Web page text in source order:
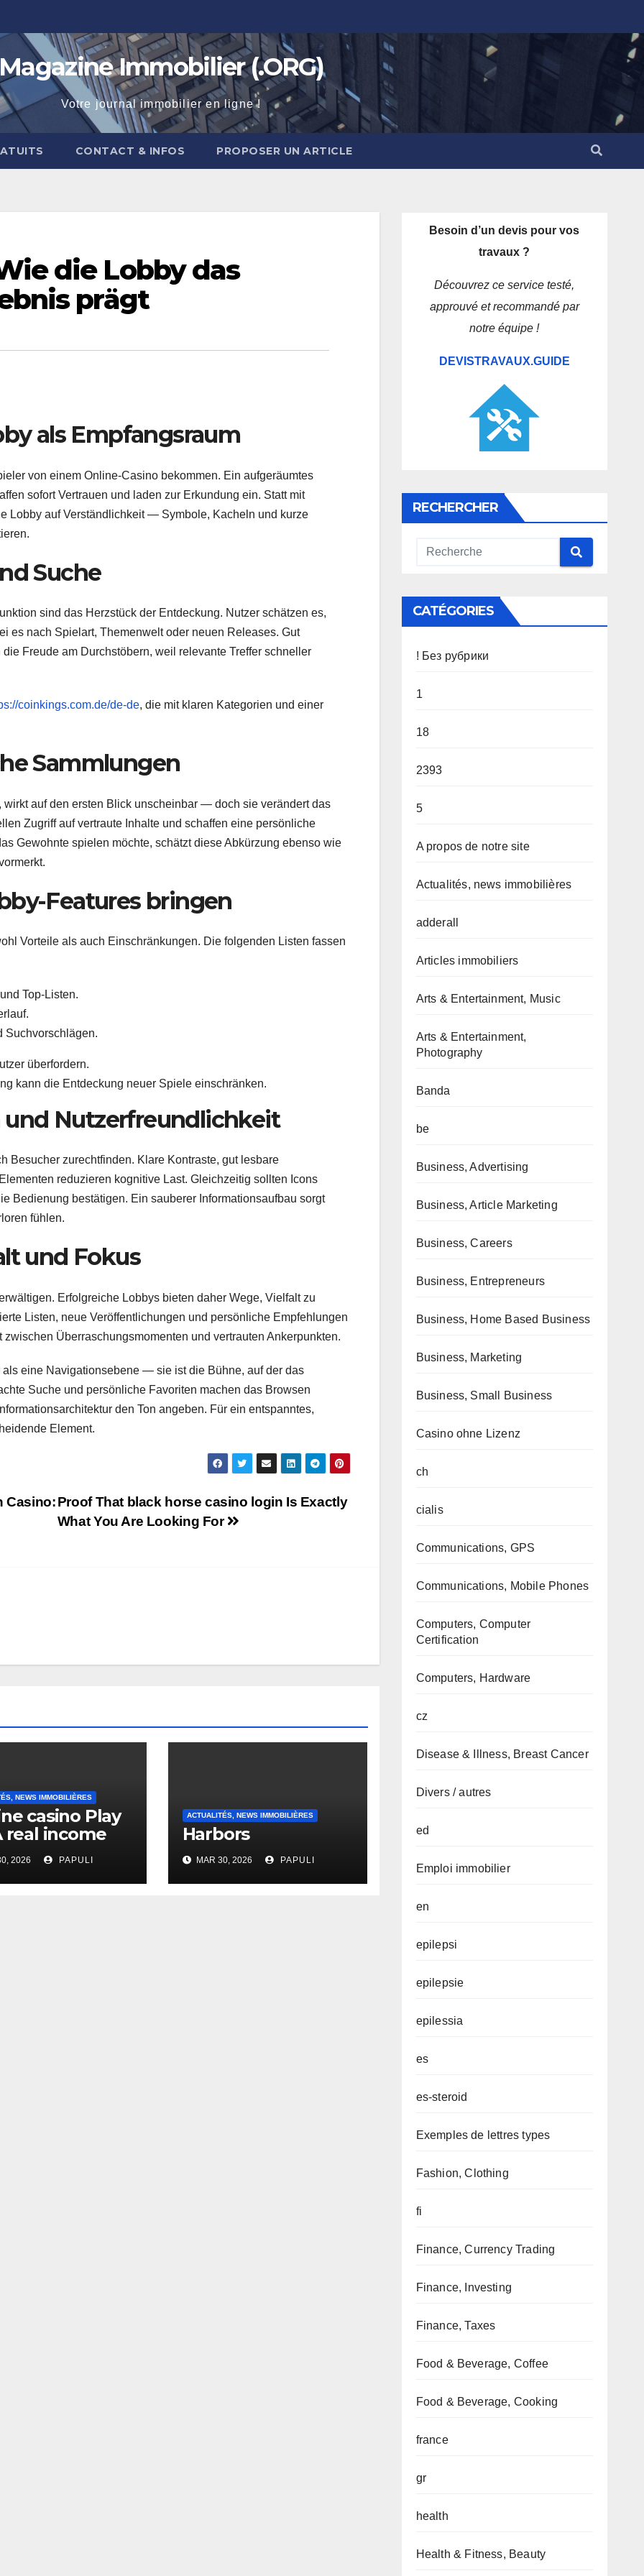
Magazine Immobilier (.ORG)
Votre journal immobilier en ligne !
CONTACT & INFOS PROPOSER UN ARTICLE
die Lobby das
prägt
als Empfangsraum
von einem Online-Casino bekommen. Ein aufgeräumtes
sofort Vertrauen und laden zur Erkundung ein. Statt mit
Lobby auf Verständlichkeit — Symbole, Kacheln und kurze
Suche
sind das Herzstück der Entdeckung. Nutzer schätzen es,
es nach Spielart, Themenwelt oder neuen Releases. Gut
Freude am Durchstöbern, weil relevante Treffer schneller
coinkings.com.de/de-de, die mit klaren Kategorien und einer
Sammlungen
auf den ersten Blick unscheinbar — doch sie verändert das
Zugriff auf vertraute Inhalte und schaffen eine persönliche
Gewohnte spielen möchte, schätzt diese Abkürzung ebenso wie
Features bringen
Vorteile als auch Einschränkungen. Die folgenden Listen fassen
Top-Listen.
Suchvorschlägen.
überfordern.
kann die Entdeckung neuer Spiele einschränken.
Nutzerfreundlichkeit
Besucher zurechtfinden. Klare Kontraste, gut lesbare
reduzieren kognitive Last. Gleichzeitig sollten Icons
Bedienung bestätigen. Ein sauberer Informationsaufbau sorgt
fühlen.
und Fokus
Erfolgreiche Lobbys bieten daher Wege, Vielfalt zu
Listen, neue Veröffentlichungen und persönliche Empfehlungen
Überraschungsmomenten und vertrauten Ankerpunkten.
eine Navigationsebene — sie ist die Bühne, auf der das
Suche und persönliche Favoriten machen das Browsen
den Ton angeben. Für ein entspanntes,
Element.
Proof That black horse casino login Is Exactly
What You Are Looking For
Casino:
NEWS IMMOBILIÈRES
casino Play
real income
2026 PAPULI
ACTUALITÉS, NEWS IMMOBILIÈRES
Harbors
MAR 30, 2026 PAPULI
Besoin d’un devis pour vos
travaux ?
Découvrez ce service testé,
approuvé et recommandé par
notre équipe !
DEVISTRAVAUX.GUIDE
RECHERCHER
CATÉGORIES
! Без рубрики
1
18
2393
5
A propos de notre site
Actualités, news immobilières
adderall
Articles immobiliers
Arts & Entertainment, Music
Arts & Entertainment,
Photography
Banda
be
Business, Advertising
Business, Article Marketing
Business, Careers
Business, Entrepreneurs
Business, Home Based Business
Business, Marketing
Business, Small Business
Casino ohne Lizenz
ch
cialis
Communications, GPS
Communications, Mobile Phones
Computers, Computer
Certification
Computers, Hardware
cz
Disease & Illness, Breast Cancer
Divers / autres
ed
Emploi immobilier
en
epilepsi
epilepsie
epilessia
es
es-steroid
Exemples de lettres types
Fashion, Clothing
fi
Finance, Currency Trading
Finance, Investing
Finance, Taxes
Food & Beverage, Coffee
Food & Beverage, Cooking
france
gr
health
Health & Fitness, Beauty